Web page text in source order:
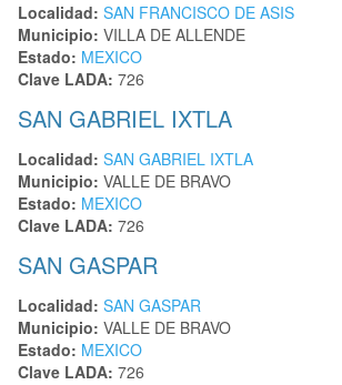
Localidad: SAN FRANCISCO DE ASIS
Municipio: VILLA DE ALLENDE
Estado: MEXICO
Clave LADA: 726
SAN GABRIEL IXTLA
Localidad: SAN GABRIEL IXTLA
Municipio: VALLE DE BRAVO
Estado: MEXICO
Clave LADA: 726
SAN GASPAR
Localidad: SAN GASPAR
Municipio: VALLE DE BRAVO
Estado: MEXICO
Clave LADA: 726